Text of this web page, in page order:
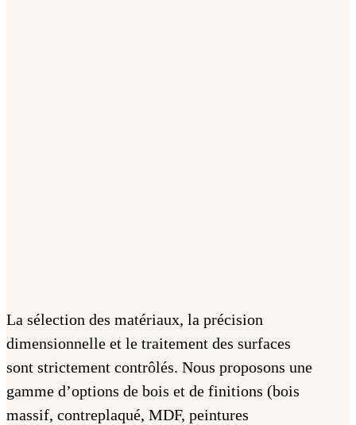
La sélection des matériaux, la précision
dimensionnelle et le traitement des surfaces
sont strictement contrôlés. Nous proposons une
gamme d’options de bois et de finitions (bois
massif, contreplaqué, MDF, peintures